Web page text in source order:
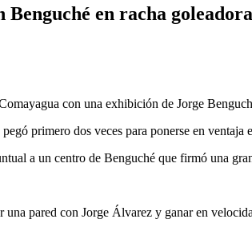
en racha goleadora
con una exhibición de Jorge
primero dos veces para ponerse en ventaja
a un centro de Benguché que firmó una
pared con Jorge Álvarez y ganar en